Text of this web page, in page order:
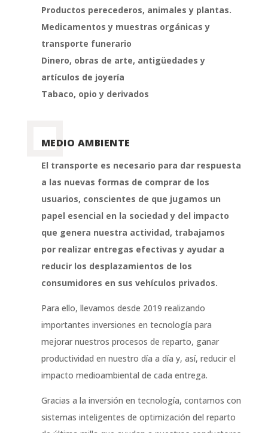
Productos perecederos, animales y plantas.
Medicamentos y muestras orgánicas y
transporte funerario
Dinero, obras de arte, antigüedades y
artículos de joyería
Tabaco, opio y derivados
MEDIO AMBIENTE
El transporte es necesario para dar respuesta
a las nuevas formas de comprar de los
usuarios, conscientes de que jugamos un
papel esencial en la sociedad y del impacto
que genera nuestra actividad, trabajamos
por realizar entregas efectivas y ayudar a
reducir los desplazamientos de los
consumidores en sus vehículos privados.
Para ello, llevamos desde 2019 realizando
importantes inversiones en tecnología para
mejorar nuestros procesos de reparto, ganar
productividad en nuestro día a día y, así, reducir el
impacto medioambiental de cada entrega.
Gracias a la inversión en tecnología, contamos con
sistemas inteligentes de optimización del reparto